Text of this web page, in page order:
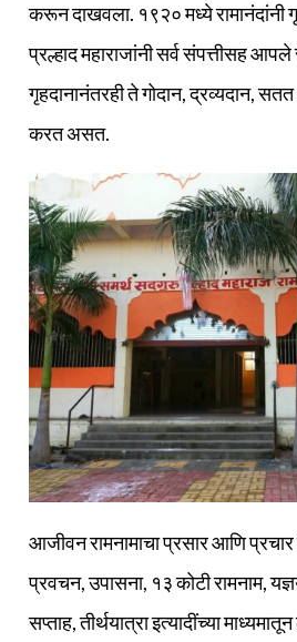
करून दाखवला. १९२० मध्ये रामानंदांनी
प्रल्हाद महाराजांनी सर्व संपत्तीसह
गृहदानानंतरही ते गोदान, द्रव्यदान,
करत असत.
आजीवन रामनामाचा प्रसार आणि
प्रवचन, उपासना, १३ कोटी रामनाम,
सप्ताह, तीर्थयात्रा इत्यादींच्या